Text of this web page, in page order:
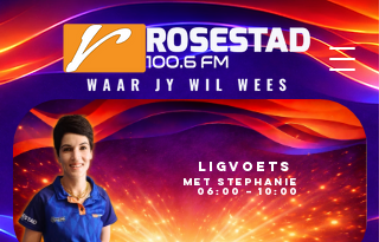
06:00 – 10:00
met Stephanie
Ligvoets